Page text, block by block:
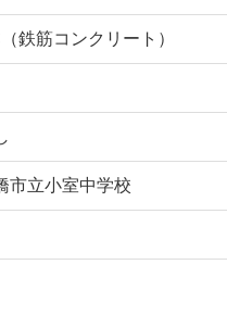
鉄筋コンクリート）
市立小室中学校